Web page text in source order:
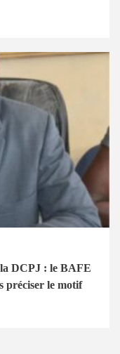
DCPJ : le BAFE
préciser le motif